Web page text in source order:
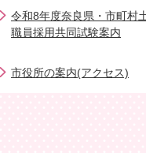
令和8年度奈良県・市町村
職員採用共同試験案内
市役所の案内(アクセス)